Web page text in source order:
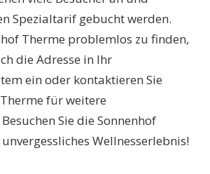
Spezialtarif gebucht werden.
Therme problemlos zu finden,
die Adresse in Ihr
ein oder kontaktieren Sie
für weitere
Sie die Sonnenhof
Wellnesserlebnis!